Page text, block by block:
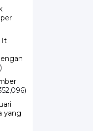
It
yang